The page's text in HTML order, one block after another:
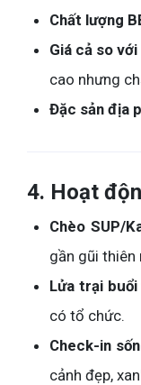
Chất lượng
Giá cả so
cao nhưng
Đặc sản địa
4. Hoạt
Chèo SUP/
gần gũi thiên
Lửa trại buổi
có tổ chức.
Check-in
cảnh đẹp,